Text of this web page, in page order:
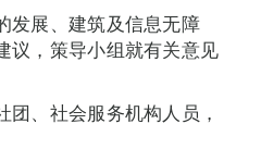
发展、建筑及信息无障
议，策导小组就有关意见
、社会服务机构人员，